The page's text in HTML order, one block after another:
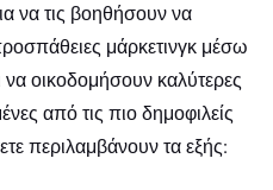
να τις βοηθήσουν να
μάρκετινγκ μέσω
να οικοδομήσουν καλύτερες
από τις πιο δημοφιλείς
περιλαμβάνουν τα εξής: